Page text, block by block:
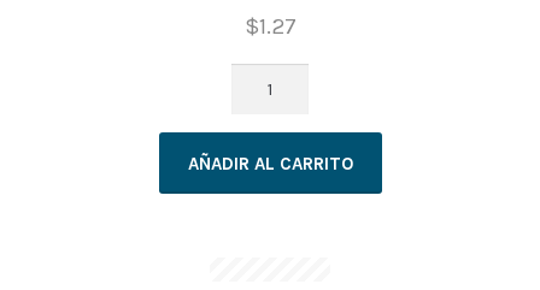
$1.27
AZUL
cantidad
AÑADIR AL CARRITO